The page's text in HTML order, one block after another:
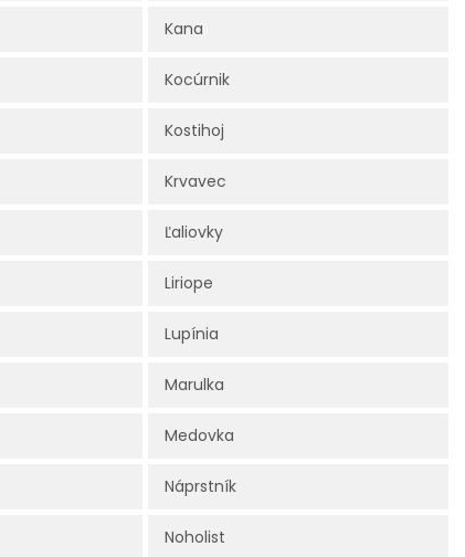
Kana
Kocúrnik
Kostihoj
Krvavec
Ľaliovky
Liriope
Lupínia
Marulka
Medovka
Náprstník
Noholist